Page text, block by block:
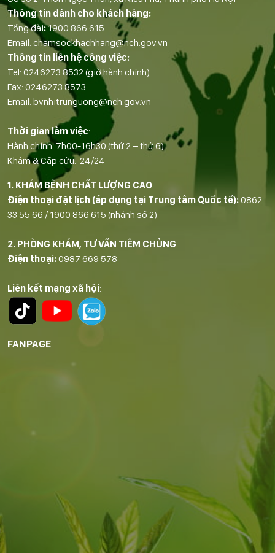
Thông tin dành cho khách hàng:
Tổng đài:1900 866 615
Email: chamsockhachhang@nch.gov.vn
Thông tin liên hệ công việc:
Tel: 0246273 8532 (giờ hành chính)
Fax: 0246273 8573
Email: bvnhitrunguong@nch.gov.vn
——————————-
Thời gian làm việc:
Hành chính: 7h00-16h30 (thứ 2 – thứ 6)
Khám & Cấp cứu: 24/24
1. KHÁM BỆNH CHẤT LƯỢNG CAO
Điện thoại đặt lịch (áp dụng tại Trung tâm Quốc tế):0862
33 55 66 / 1900 866 615 (nhánh số 2)
——————————-
2. PHÒNG KHÁM, TƯ VẤN TIÊM CHỦNG
Điện thoại:0987 669 578
——————————-
Liên kết mạng xã hội:
FANPAGE